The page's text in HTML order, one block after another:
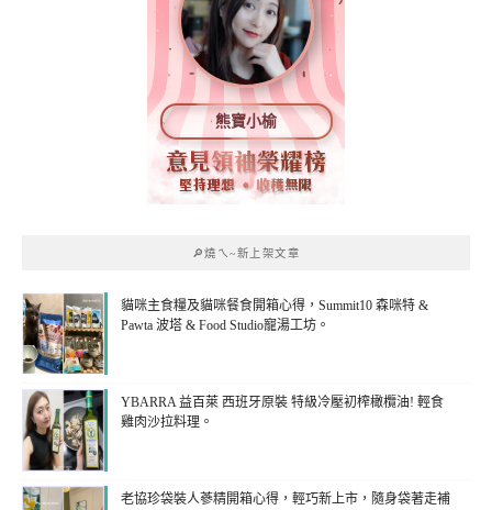
熊寶小榆
🔎燒ㄟ~新上架文章
貓咪主食糧及貓咪餐食開箱心得，Summit10 森咪特 &
Pawta 波塔 & Food Studio寵湯工坊。
YBARRA 益百萊 西班牙原裝 特級冷壓初榨橄欖油! 輕食
雞肉沙拉料理。
老協珍袋裝人蔘精開箱心得，輕巧新上市，隨身袋著走補